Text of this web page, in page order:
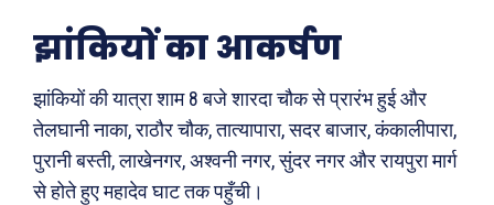
झांकियों का आकर्षण
झांकियों की यात्रा शाम 8 बजे शारदा चौक से प्रारंभ हुई और
तेलघानी नाका, राठौर चौक, तात्यापारा, सदर बाजार, कंकालीपारा,
पुरानी बस्ती, लाखेनगर, अश्वनी नगर, सुंदर नगर और रायपुरा मार्ग
से होते हुए महादेव घाट तक पहुँची।